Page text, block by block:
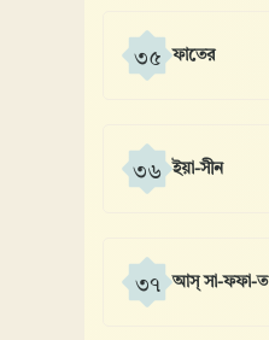
৩৫ ফাতের
৩৬ ইয়া-সীন
৩৭ আস্ সা-ফফা-ত